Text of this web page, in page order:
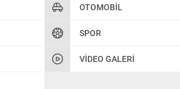
OTOMOBIL
SPOR
VIDEO GALERI